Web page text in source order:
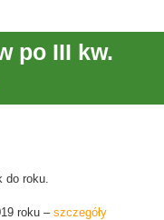
po III kw.
do roku.
roku – szczegóły